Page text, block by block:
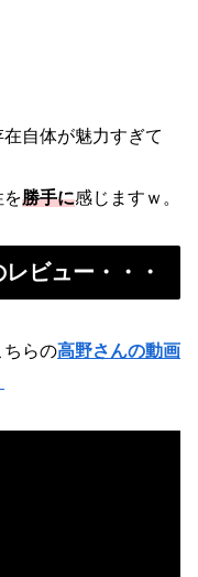
自体が魅力すぎて
を勝手に感じますｗ。
ビュー・・・
ちらの高野さんの動画